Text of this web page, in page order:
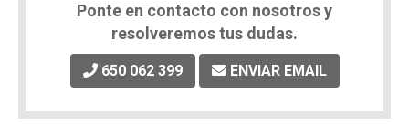
Ponte en contacto con nosotros y
resolveremos tus dudas.
650 062 399 ENVIAR EMAIL